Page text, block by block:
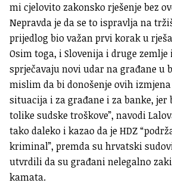
mi cjelovito zakonsko rješenje bez
Nepravda je da se to ispravlja na
prijedlog bio važan prvi korak u
Osim toga, i Slovenija i druge
sprječavaju novi udar na građane u
mislim da bi donošenje ovih
situacija i za građane i za banke, jer
tolike sudske troškove”, navodi
tako daleko i kazao da je HDZ
kriminal”, premda su hrvatski
utvrdili da su građani nelegalno
kamata.